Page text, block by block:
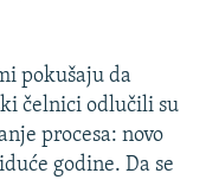
pokušaju da
čelnici odlučili su
procesa: novo
godine. Da se